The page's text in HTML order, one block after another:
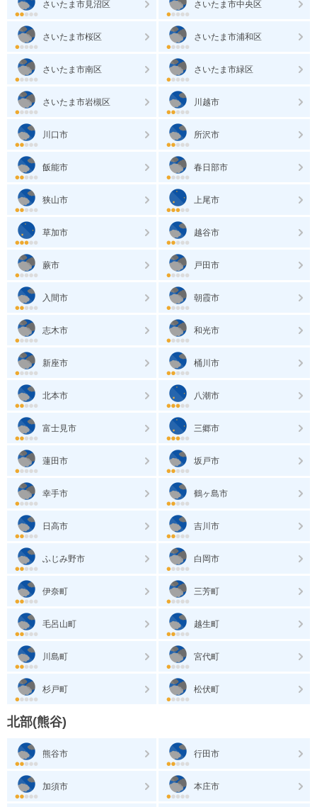
さいたま市見沼区 さいたま市中央区
さいたま市桜区 さいたま市浦和区
さいたま市南区 さいたま市緑区
さいたま市岩槻区 川越市
川口市 所沢市
飯能市 春日部市
狭山市 上尾市
草加市 越谷市
蕨市 戸田市
入間市 朝霞市
志木市 和光市
新座市 桶川市
北本市 八潮市
富士見市 三郷市
蓮田市 坂戸市
幸手市 鶴ヶ島市
日高市 吉川市
ふじみ野市 白岡市
伊奈町 三芳町
毛呂山町 越生町
川島町 宮代町
杉戸町 松伏町
北部(熊谷)
熊谷市 行田市
加須市 本庄市